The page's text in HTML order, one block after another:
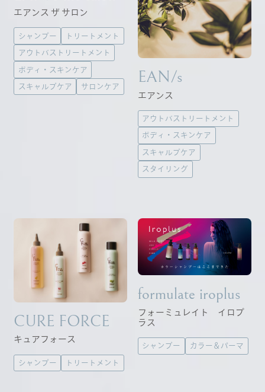
スタイリング
カラー＆パーマ
エアンス ザ サロン
シャンプー トリートメント
アウトバストリートメント
ボディ・スキンケア
スキャルプケア サロンケア EAN/s
エアンス
アウトバストリートメント
ボディ・スキンケア
スキャルプケア
スタイリング
CURE FORCE
キュアフォース
シャンプー トリートメント
formulate iroplus
フォーミュレイト イロプ
ラス
シャンプー カラー＆パーマ